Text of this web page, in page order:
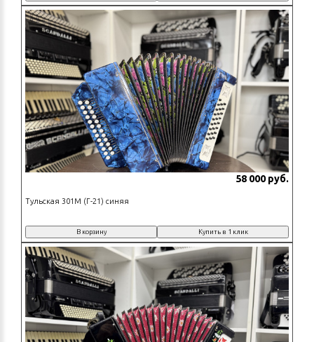
58 000 руб.
Тульская 301М (Г-21) синяя
В корзину Купить в 1 клик